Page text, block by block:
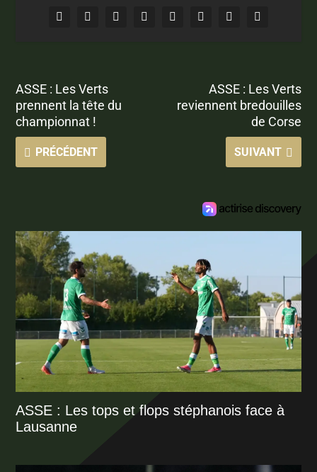
ASSE : Les Verts
prennent la tête du
championnat !
PRÉCÉDENT
ASSE : Les Verts
reviennent bredouilles
de Corse
SUIVANT
ASSE : Les tops et flops stéphanois face à
Lausanne